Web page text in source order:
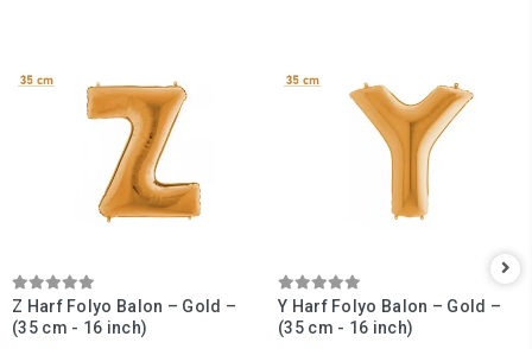
Z Harf Folyo Balon – Gold –
(35 cm - 16 inch)
Y Harf Folyo Balon – Gold –
(35 cm - 16 inch)